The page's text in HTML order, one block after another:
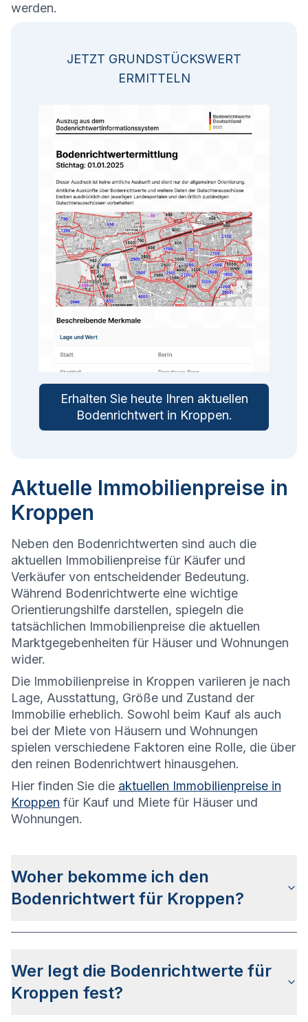
werden.
JETZT GRUNDSTÜCKSWERT
ERMITTELN
Erhalten Sie heute Ihren aktuellen
Bodenrichtwert in Kroppen.
Aktuelle Immobilienpreise in
Kroppen
Neben den Bodenrichtwerten sind auch die
aktuellen Immobilienpreise für Käufer und
Verkäufer von entscheidender Bedeutung.
Während Bodenrichtwerte eine wichtige
Orientierungshilfe darstellen, spiegeln die
tatsächlichen Immobilienpreise die aktuellen
Marktgegebenheiten für Häuser und Wohnungen
wider.
Die Immobilienpreise in Kroppen variieren je nach
Lage, Ausstattung, Größe und Zustand der
Immobilie erheblich. Sowohl beim Kauf als auch
bei der Miete von Häusern und Wohnungen
spielen verschiedene Faktoren eine Rolle, die über
den reinen Bodenrichtwert hinausgehen.
Hier finden Sie die aktuellen Immobilienpreise in
Kroppen für Kauf und Miete für Häuser und
Wohnungen.
Woher bekomme ich den
Bodenrichtwert für Kroppen?
Stadtteilseiten. Alternativ können Sie bei BORIS
Brandenburg nach Ihrer Adresse suchen bzw.
beim Gutachterausschuss im Landkreis
Wer legt die Bodenrichtwerte für
Kroppen fest?